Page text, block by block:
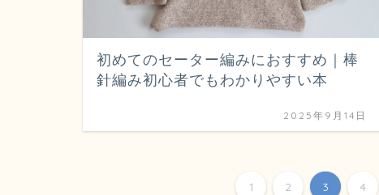
初めてのセーター編みにおすすめ｜棒
針編み初心者でもわかりやすい本
2025年9月14日
1 2 3 4